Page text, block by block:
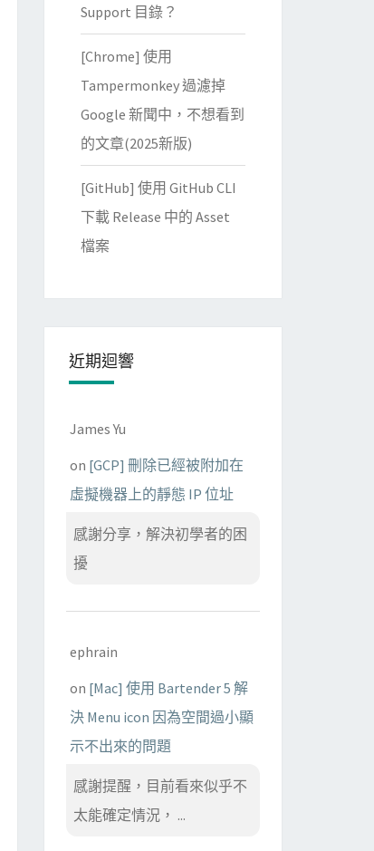
Support 目錄？
[Chrome] 使用
Tampermonkey 過濾掉
Google 新聞中，不想看到
的文章(2025新版)
[GitHub] 使用 GitHub CLI
下載 Release 中的 Asset
檔案
近期迴響
James Yu
on [GCP] 刪除已經被附加在
虛擬機器上的靜態 IP 位址
感謝分享，解決初學者的困
擾
ephrain
on [Mac] 使用 Bartender 5 解
決 Menu icon 因為空間過小顯
示不出來的問題
感謝提醒，目前看來似乎不
太能確定情況， ...